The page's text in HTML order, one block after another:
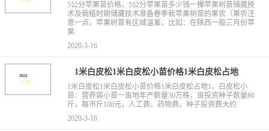
5公分苹果苗价格、5公分苹果苗多少钱一棵苹果树苗储藏技
术及栽植时期储藏技术准备春季栽苹果树苗的果农（果农注
意一点，苹果树苗有区域温差，比如：在陕西一般三月份苹
果
2020-3-16
1米白皮松1米白皮松小苗价格1米白皮松占地
1米白皮松1米白皮松小苗价格1米白皮松占地1、白皮松小
苗：营养袋小苗一亩地年产数量30万株，亩投资种子数量80
斤，每市斤100元，人工费、药物费、种子投资费大约
2020-3-16